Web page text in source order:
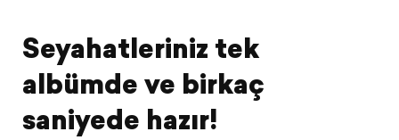
Seyahatleriniz tek
albümde ve birkaç
saniyede hazır!